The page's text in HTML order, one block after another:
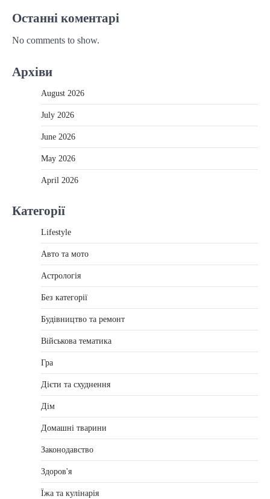
Останні коментарі
No comments to show.
Архіви
August 2026
July 2026
June 2026
May 2026
April 2026
Категорії
Lifestyle
Авто та мото
Астрологія
Без категорії
Будівництво та ремонт
Військова тематика
Гра
Дієти та схуднення
Дім
Домашні тварини
Законодавство
Здоров'я
Їжа та кулінарія